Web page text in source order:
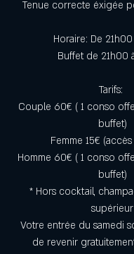
Tenue correcte éxigée
Horaire: De
Buffet de 21h00
Tarifs:
Couple 60€ ( 1 conso
buffet)
Femme 15€
Homme 60€ ( 1 conso
buffet)
* Hors cocktail,
supérieur
Votre entrée du samedi
de revenir